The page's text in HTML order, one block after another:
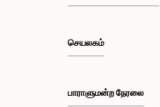
செயலகம்
பாராளுமன்ற நேரலை